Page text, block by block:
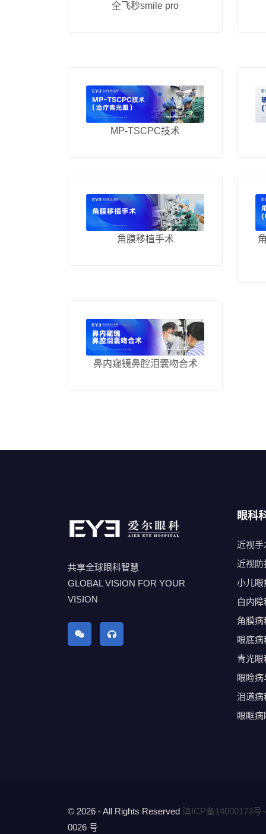
全飞秒smile pro
MP-TSCPC技术
角膜移植手术
鼻内窥镜鼻腔泪囊吻合术
共享全球眼科智慧
GLOBAL VISION FOR YOUR
VISION
眼科
近视手
近视防
小儿眼
白内障
角膜病
眼底病
青光眼
眼睑
泪道病
眼眶
© 2026 - All Rights Reserved 滇ICP备14000173号
0026 号